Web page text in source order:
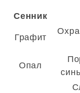
Сенник
Графит
Опал